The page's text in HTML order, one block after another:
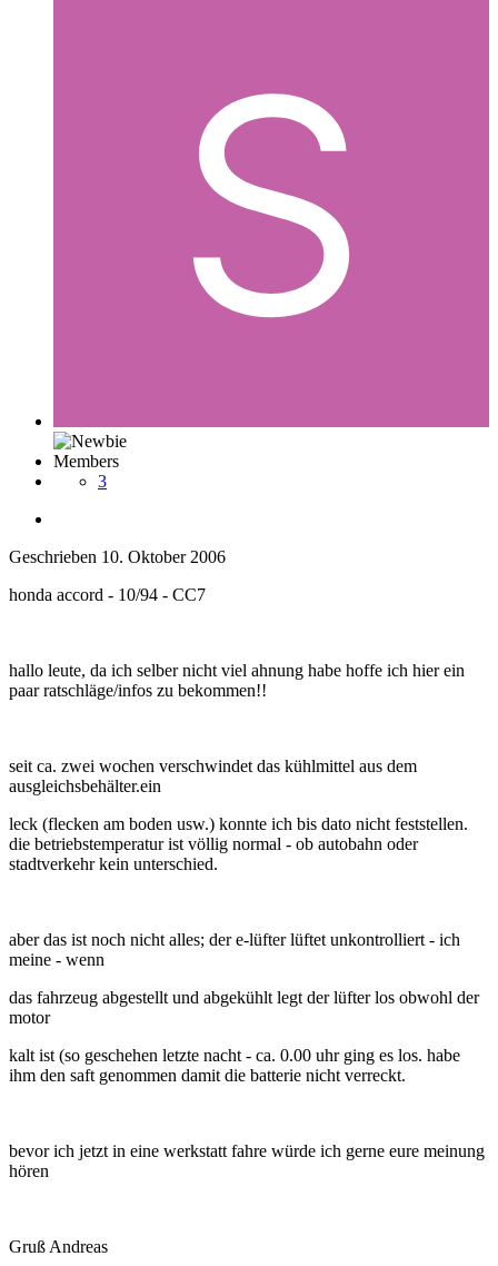
Members
3
Geschrieben 10. Oktober 2006
honda accord - 10/94 - CC7
hallo leute, da ich selber nicht viel ahnung habe hoffe ich hier ein
paar ratschläge/infos zu bekommen!!
seit ca. zwei wochen verschwindet das kühlmittel aus dem
ausgleichsbehälter.ein
leck (flecken am boden usw.) konnte ich bis dato nicht feststellen.
die betriebstemperatur ist völlig normal - ob autobahn oder
stadtverkehr kein unterschied.
aber das ist noch nicht alles; der e-lüfter lüftet unkontrolliert - ich
meine - wenn
das fahrzeug abgestellt und abgekühlt legt der lüfter los obwohl der
motor
kalt ist (so geschehen letzte nacht - ca. 0.00 uhr ging es los. habe
ihm den saft genommen damit die batterie nicht verreckt.
bevor ich jetzt in eine werkstatt fahre würde ich gerne eure meinung
hören
Gruß Andreas